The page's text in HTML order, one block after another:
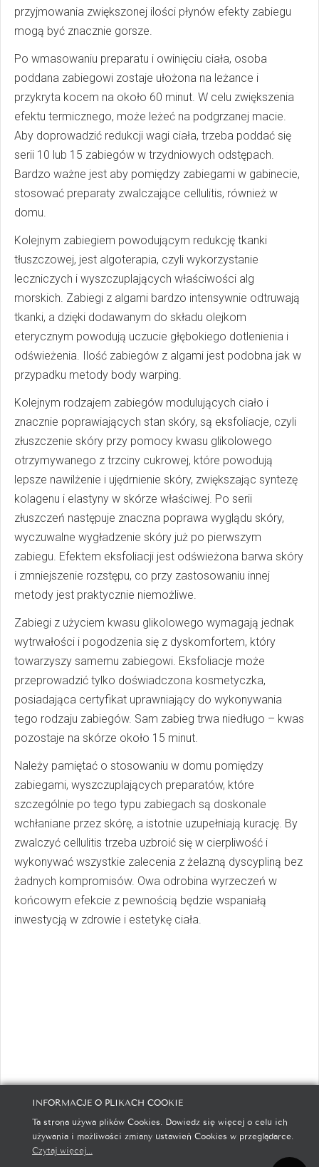
przyjmowania zwiększonej ilości płynów efekty zabiegu
mogą być znacznie gorsze.
Po wmasowaniu preparatu i owinięciu ciała, osoba
poddana zabiegowi zostaje ułożona na leżance i
przykryta kocem na około 60 minut. W celu zwiększenia
efektu termicznego, może leżeć na podgrzanej macie.
Aby doprowadzić redukcji wagi ciała, trzeba poddać się
serii 10 lub 15 zabiegów w trzydniowych odstępach.
Bardzo ważne jest aby pomiędzy zabiegami w gabinecie,
stosować preparaty zwalczające cellulitis, również w
domu.
Kolejnym zabiegiem powodującym redukcję tkanki
tłuszczowej, jest algoterapia, czyli wykorzystanie
leczniczych i wyszczuplających właściwości alg
morskich. Zabiegi z algami bardzo intensywnie odtruwają
tkanki, a dzięki dodawanym do składu olejkom
eterycznym powodują uczucie głębokiego dotlenienia i
odświeżenia. Ilość zabiegów z algami jest podobna jak w
przypadku metody body warping.
Kolejnym rodzajem zabiegów modulujących ciało i
znacznie poprawiających stan skóry, są eksfoliacje, czyli
złuszczenie skóry przy pomocy kwasu glikolowego
otrzymywanego z trzciny cukrowej, które powodują
lepsze nawilżenie i ujędrnienie skóry, zwiększając syntezę
kolagenu i elastyny w skórze właściwej. Po serii
złuszczeń następuje znaczna poprawa wyglądu skóry,
wyczuwalne wygładzenie skóry już po pierwszym
zabiegu. Efektem eksfoliacji jest odświeżona barwa skóry
i zmniejszenie rozstępu, co przy zastosowaniu innej
metody jest praktycznie niemożliwe.
Zabiegi z użyciem kwasu glikolowego wymagają jednak
wytrwałości i pogodzenia się z dyskomfortem, który
towarzyszy samemu zabiegowi. Eksfoliacje może
przeprowadzić tylko doświadczona kosmetyczka,
posiadająca certyfikat uprawniający do wykonywania
tego rodzaju zabiegów. Sam zabieg trwa niedługo – kwas
pozostaje na skórze około 15 minut.
Należy pamiętać o stosowaniu w domu pomiędzy
zabiegami, wyszczuplających preparatów, które
szczególnie po tego typu zabiegach są doskonale
wchłaniane przez skórę, a istotnie uzupełniają kurację. By
zwalczyć cellulitis trzeba uzbroić się w cierpliwość i
wykonywać wszystkie zalecenia z żelazną dyscypliną bez
żadnych kompromisów. Owa odrobina wyrzeczeń w
końcowym efekcie z pewnością będzie wspaniałą
inwestycją w zdrowie i estetykę ciała.
Polityka prywatności Polityka cookies Kontakt
INFORMACJE O PLIKACH COOKIE
Ta strona używa plików Cookies. Dowiedz się więcej o celu ich
używania i możliwości zmiany ustawień Cookies w przeglądarce.
Czytaj więcej...